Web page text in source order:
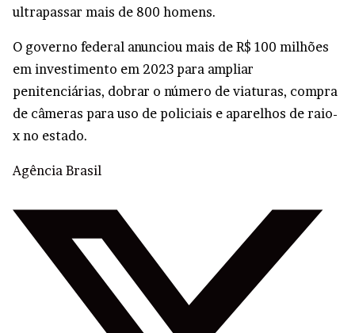
ultrapassar mais de 800 homens.
O governo federal anunciou mais de R$ 100 milhões
em investimento em 2023 para ampliar
penitenciárias, dobrar o número de viaturas, compra
de câmeras para uso de policiais e aparelhos de raio-
x no estado.
Agência Brasil